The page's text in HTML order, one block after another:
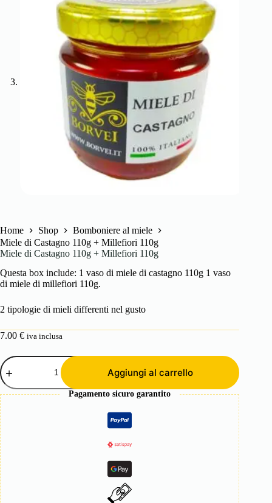
Home Shop
Bomboniere al miele
Miele di Castagno 110g + Millefiori 110g
Miele di Castagno 110g + Millefiori 110g
Questa box include: 1 vaso di miele di castagno 110g 1 vaso
di miele di millefiori 110g.
2 tipologie di mieli differenti nel gusto
7.00 € iva inclusa
Miele
di
Castagno
110g
+
Millefiori
110g
quantità
Aggiungi al carrello
Pagamento sicuro garantito